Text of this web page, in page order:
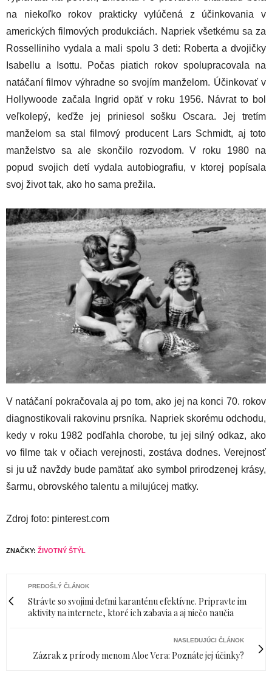
na niekoľko rokov prakticky vylúčená z účinkovania v
amerických filmových produkciách. Napriek všetkému sa za
Rosselliniho vydala a mali spolu 3 deti: Roberta a dvojičky
Isabellu a Isottu. Počas piatich rokov spolupracovala na
natáčaní filmov výhradne so svojím manželom. Účinkovať v
Hollywoode začala Ingrid opäť v roku 1956. Návrat to bol
veľkolepý, keďže jej priniesol sošku Oscara. Jej tretím
manželom sa stal filmový producent Lars Schmidt, aj toto
manželstvo sa ale skončilo rozvodom. V roku 1980 na
popud svojich detí vydala autobiografiu, v ktorej popísala
svoj život tak, ako ho sama prežila.
V natáčaní pokračovala aj po tom, ako jej na konci 70. rokov
diagnostikovali rakovinu prsníka. Napriek skorému odchodu,
kedy v roku 1982 podľahla chorobe, tu jej silný odkaz, ako
vo filme tak v očiach verejnosti, zostáva dodnes. Verejnosť
si ju už navždy bude pamätať ako symbol prirodzenej krásy,
šarmu, obrovského talentu a milujúcej matky.
Zdroj foto: pinterest.com
ZNAČKY: ŽIVOTNÝ ŠTÝL
PREDOŠLÝ ČLÁNOK
Strávte so svojimi deťmi karanténu efektívne. Pripravte im
aktivity na internete, ktoré ich zabavia a aj niečo naučia
NASLEDUJÚCI ČLÁNOK
Zázrak z prírody menom Aloe Vera: Poznáte jej účinky?